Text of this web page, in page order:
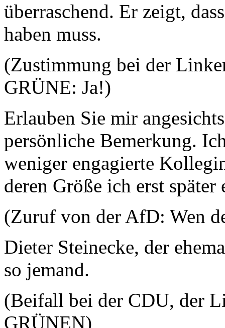
überraschend. Er zeigt,
haben muss.
(Zustimmung bei der
GRÜNE: Ja!)
Erlauben Sie mir
persönliche Bemerkung.
weniger engagierte
deren Größe ich erst später
(Zuruf von der AfD: Wen
Dieter Steinecke, der
so jemand.
(Beifall bei der CDU, der
GRÜNEN)